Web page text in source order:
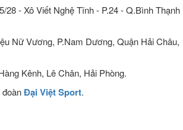
28 - Xô Viết Nghệ Tĩnh - P.24 - Q.Bình Thạnh
Nữ Vương, P.Nam Dương, Quận Hải Châu,
Kênh, Lê Chân, Hải Phòng.
Đại Việt Sport.